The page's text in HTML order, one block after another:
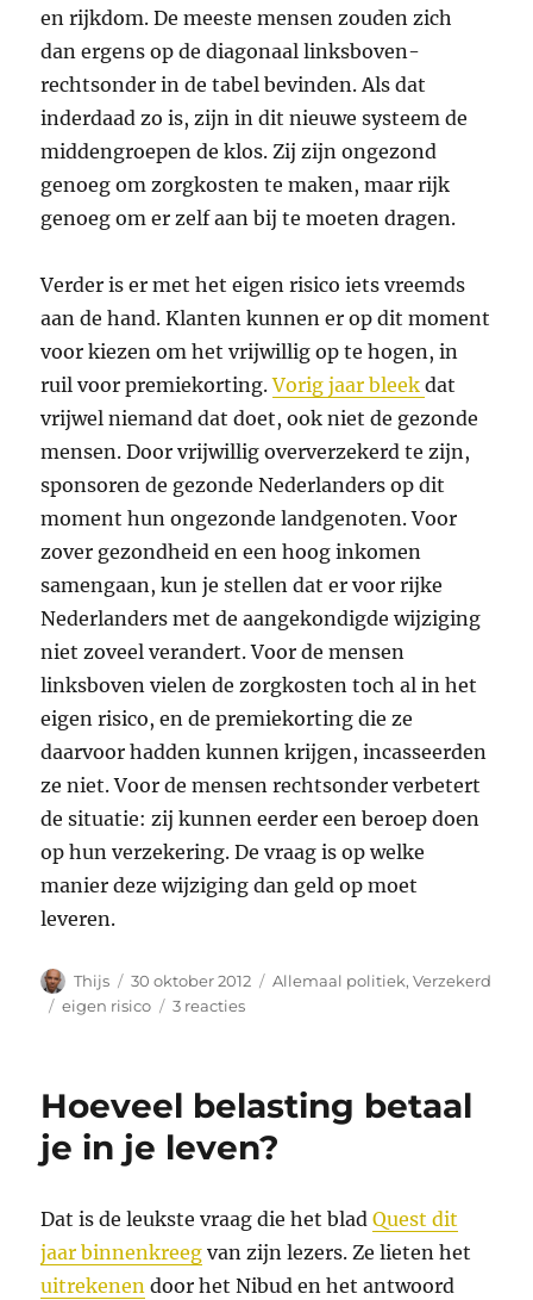
en rijkdom. De meeste mensen zouden zich
dan ergens op de diagonaal linksboven-
rechtsonder in de tabel bevinden. Als dat
inderdaad zo is, zijn in dit nieuwe systeem de
middengroepen de klos. Zij zijn ongezond
genoeg om zorgkosten te maken, maar rijk
genoeg om er zelf aan bij te moeten dragen.
Verder is er met het eigen risico iets vreemds
aan de hand. Klanten kunnen er op dit moment
voor kiezen om het vrijwillig op te hogen, in
ruil voor premiekorting.Vorig jaar bleekdat
vrijwel niemand dat doet, ook niet de gezonde
mensen. Door vrijwillig oververzekerd te zijn,
sponsoren de gezonde Nederlanders op dit
moment hun ongezonde landgenoten. Voor
zover gezondheid en een hoog inkomen
samengaan, kun je stellen dat er voor rijke
Nederlanders met de aangekondigde wijziging
niet zoveel verandert. Voor de mensen
linksboven vielen de zorgkosten toch al in het
eigen risico, en de premiekorting die ze
daarvoor hadden kunnen krijgen, incasseerden
ze niet. Voor de mensen rechtsonder verbetert
de situatie: zij kunnen eerder een beroep doen
op hun verzekering. De vraag is op welke
manier deze wijziging dan geld op moet
leveren.
Auteur
Thijs
Geplaatst
op
30 oktober 2012 Categorieën
Allemaal politiek,Verzekerd
Tags
eigen risico 3 reactiesop
risico
Hoeveel belasting betaal
je in je leven?
Dat is de leukste vraag die het bladQuest dit
jaar binnenkreeg van zijn lezers. Ze lieten het
uitrekenen door het Nibud en het antwoord